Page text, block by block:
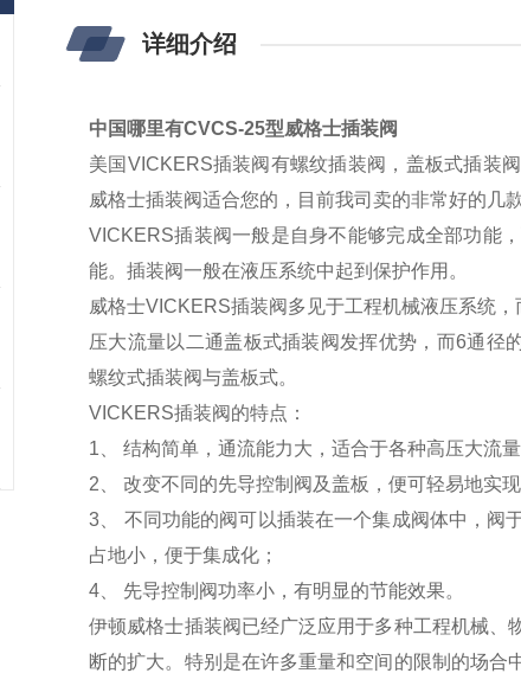
详细介绍
中国哪里有CVCS-25型威格士插装阀
美国VICKERS插装阀有螺纹插装阀，盖板式插装
威格士插装阀适合您的，目前我司卖的非常好的
VICKERS插装阀一般是自身不能够完成全部功能
能。插装阀一般在液压系统中起到保护作用。
威格士VICKERS插装阀多见于工程机械液压系统
压大流量以二通盖板式插装阀发挥优势，而6通径
螺纹式插装阀与盖板式。
VICKERS插装阀的特点：
1、 结构简单，通流能力大，适合于各种高压大流量
2、 改变不同的先导控制阀及盖板，便可轻易地实
3、 不同功能的阀可以插装在一个集成阀体中，阀
占地小，便于集成化；
4、 先导控制阀功率小，有明显的节能效果。
伊顿威格士插装阀已经广泛应用于多种工程机械、
断的扩大。特别是在许多重量和空间的限制的场合